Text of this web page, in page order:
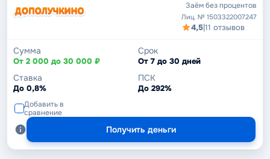
Заём без процентов
Лиц. № 1503322007247
4,5|11 отзывов
Сумма
От 2 000 до 30 000 ₽
Срок
От 7 до 30 дней
Ставка
До 0,8%
ПСК
До 292%
Добавить в
сравнение
Получить деньги